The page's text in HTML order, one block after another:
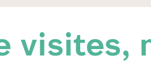
visites,